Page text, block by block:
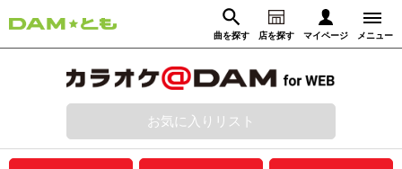
曲を探す 店を探す マイページ メニュー
動画からさがす 録音からさがす
ログイン
プレミアムサービス
お気に入りリスト